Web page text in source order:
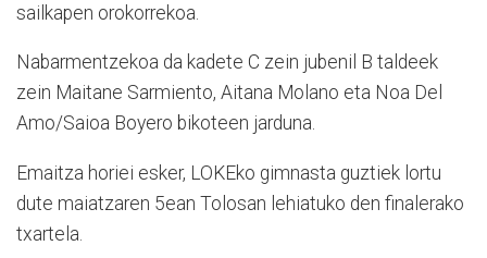
sailkapen orokorrekoa.
Nabarmentzekoa da kadete C zein jubenil B taldeek
zein Maitane Sarmiento, Aitana Molano eta Noa Del
Amo/Saioa Boyero bikoteen jarduna.
Emaitza horiei esker, LOKEko gimnasta guztiek lortu
dute maiatzaren 5ean Tolosan lehiatuko den finalerako
txartela.